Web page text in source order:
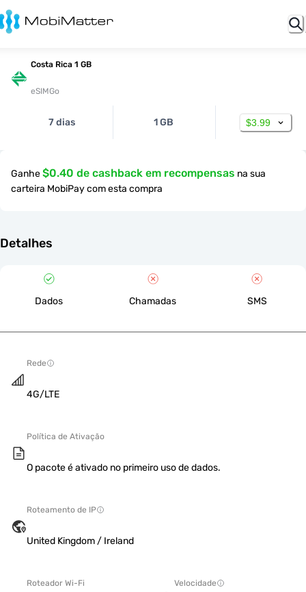
Costa Rica 1 GB
eSIMGo
7 dias 1 GB $3.99
Ganhe$0.40 de cashback em recompensas na sua
carteira MobiPay com esta compra
Detalhes
Dados Chamadas SMS
Rede
4G/LTE
Política de Ativação
O pacote é ativado no primeiro uso de dados.
Roteamento de IP
United Kingdom / Ireland
Roteador Wi-Fi Velocidade